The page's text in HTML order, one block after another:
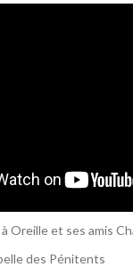
Oreille et ses amis
des Pénitents